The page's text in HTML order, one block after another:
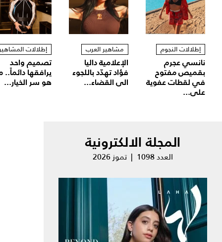
إطلالات النجوم
نانسي عجرم
بقميص مفتوح
في لقطات عفوية
على...
مشاهير العرب
الإعلامية داليا
فؤاد تهدّد باللجوء
الى القضاء...
إطلالات
تصميم واحد
يرافقها دائماً..
هو سر الخيار...
المجلة الالكترونية
العدد 1098 | تموز 2026